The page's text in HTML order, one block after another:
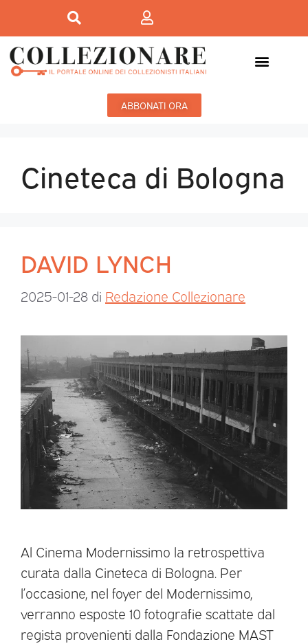
ABBONATI ORA
Cineteca di Bologna
DAVID LYNCH
2025-01-28 di Redazione Collezionare
Al Cinema Modernissimo la retrospettiva
curata dalla Cineteca di Bologna. Per
l’occasione, nel foyer del Modernissimo,
verranno esposte 10 fotografie scattate dal
regista provenienti dalla Fondazione MAST